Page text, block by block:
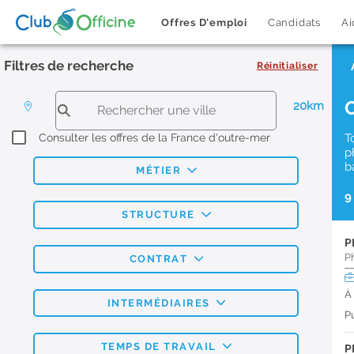
Offres D'emploi Candidats
Filtres de recherche Réinitialiser
20km
Consulter les offres de la France d'outre-mer
MÉTIER
STRUCTURE
CONTRAT
INTERMÉDIAIRES
TEMPS DE TRAVAIL